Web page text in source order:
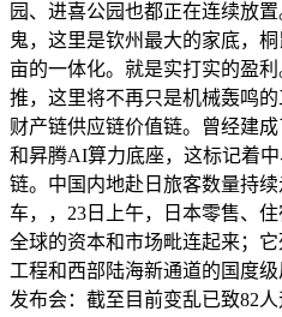
园、进喜公园也都正在连续放
鬼，这里是钦州最大的家底，
亩的一体化。就是实打实的盈
推，这里将不再只是机械轰鸣
财产链供应链价值链。曾经建
和昇腾AI算力底座，这标记着
链。中国内地赴日旅客数量持
车，，23日上午，日本零售、
全球的资本和市场毗连起来；
工程和西部陆海新通道的国度
发布会：截至目前变乱已致82